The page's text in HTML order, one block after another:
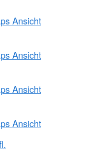
Ansicht
Ansicht
Ansicht
Ansicht